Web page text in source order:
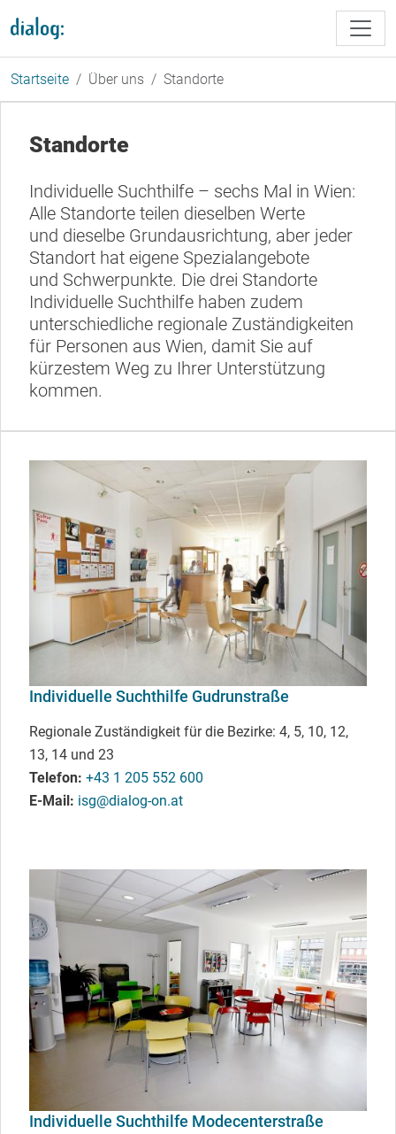
Startseite Über uns Standorte
Standorte
Individuelle Suchthilfe – sechs Mal in Wien:
Alle Standorte teilen dieselben Werte
und dieselbe Grundausrichtung, aber jeder
Standort hat eigene Spezialangebote
und Schwerpunkte. Die drei Standorte
Individuelle Suchthilfe haben zudem
unterschiedliche regionale Zuständigkeiten
für Personen aus Wien, damit Sie auf
kürzestem Weg zu Ihrer Unterstützung
kommen.
Individuelle Suchthilfe Gudrunstraße
Regionale Zuständigkeit für die Bezirke: 4, 5, 10, 12,
13, 14 und 23
Telefon +43 1 205 552 600
E-Mail isg@dialog-on.at
Individuelle Suchthilfe Modecenterstraße